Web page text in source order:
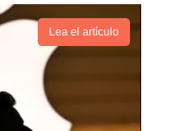
Lea el artículo